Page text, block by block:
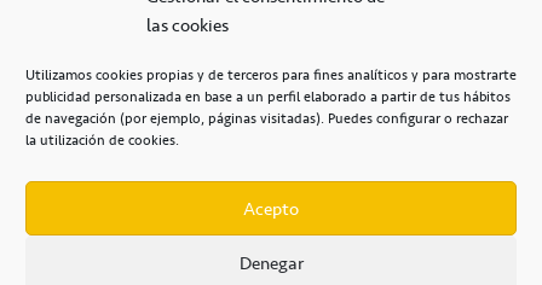
las cookies
Utilizamos cookies propias y de terceros para fines analíticos y para mostrarte
publicidad personalizada en base a un perfil elaborado a partir de tus hábitos
de navegación (por ejemplo, páginas visitadas). Puedes configurar o rechazar
la utilización de cookies.
Acepto
Denegar
secretaria@cbcanarias.es
+34 922 253 684
Casa del Deporte / 38108 – La Laguna